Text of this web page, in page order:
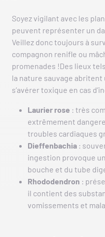
Soyez vigilant avec les
peuvent représenter un
Veillez donc toujours à
compagnon renifle ou
promenades !Des lieux
la nature sauvage
s’avérer toxique en cas
Laurier rose : très
extrêmement
troubles cardiaques
Dieffenbachia :
ingestion provoque
bouche et du tube
Rhododendron :
il contient des
vomissements et